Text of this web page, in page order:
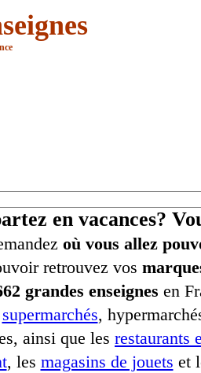
en vacances?
où vous allez
retrouvez vos
grandes enseignes en
supermarchés,
ainsi que les restaurants
, les magasins de jouets et